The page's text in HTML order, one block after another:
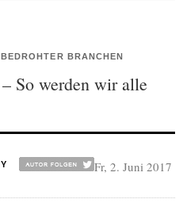
BRANCHEN
So werden wir alle
Fr, 2. Juni 2017